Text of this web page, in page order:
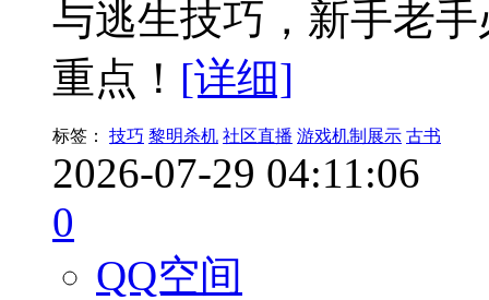
与逃生技巧，新手老
重点！ [详细]
标签： 技巧 黎明杀机 社区直播 游戏机制展示 古书
2026-07-29 04:11:06
0
QQ空间